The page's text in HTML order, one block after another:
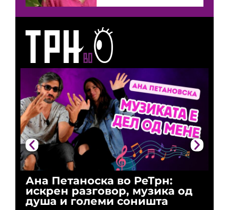
Ана Петаноска во РеТрн:
искрен разговор, музика од
душа и големи соништа